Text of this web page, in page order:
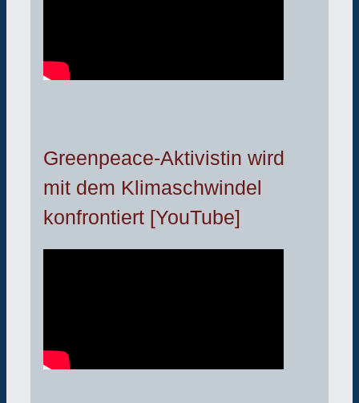
Greenpeace-Aktivistin wird
mit dem Klimaschwindel
konfrontiert [YouTube]